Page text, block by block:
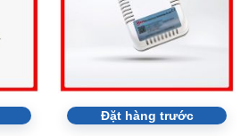
Đặt hàng trước